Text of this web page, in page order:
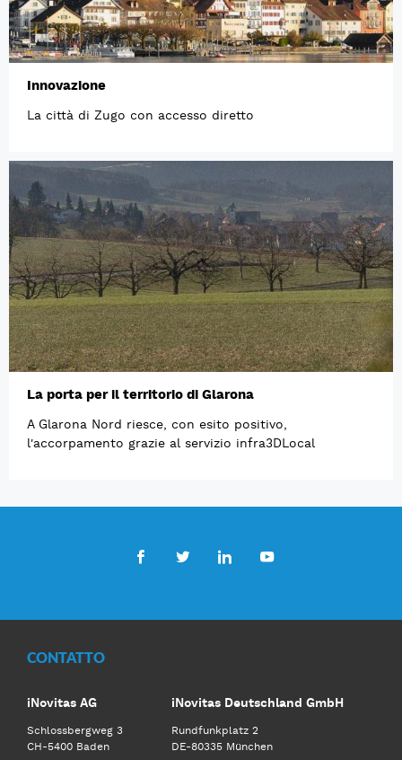
Innovazione
La città di Zugo con accesso diretto
La porta per il territorio di Glarona
A Glarona Nord riesce, con esito positivo,
l'accorpamento grazie al servizio infra3DLocal
CONTATTO
iNovitas AG
Schlossbergweg 3
CH-5400 Baden
iNovitas Deutschland GmbH
Rundfunkplatz 2
DE-80335 München